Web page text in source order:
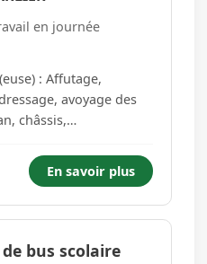
en journée
avoyage des
châssis,
défauts de
En savoir plus
bus scolaire